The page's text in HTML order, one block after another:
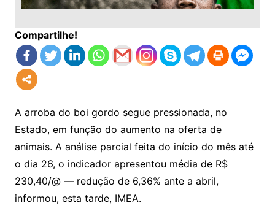
Compartilhe!
A arroba do boi gordo segue pressionada, no
Estado, em função do aumento na oferta de
animais. A análise parcial feita do início do mês até
o dia 26, o indicador apresentou média de R$
230,40/@ — redução de 6,36% ante a abril,
informou, esta tarde, IMEA.